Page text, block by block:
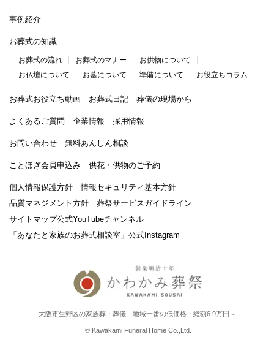
事例紹介
お葬式の知識
お葬式の流れ お葬式のマナー
お供物について
お仏壇について
お墓について 準備について お役立ちコラム
お葬式お役立ち動画 お葬式日記 葬儀の現場から
よくあるご質問 企業情報 採用情報
お問い合わせ 無料あんしん相談
ことほぎ会員申込み 供花・供物のご予約
個人情報保護方針
情報セキュリティ基本方針
品質マネジメント方針
葬祭サービスガイドライン
サイトマップ公式YouTubeチャンネル
「あなたと家族のお葬式相談室」 公式Instagram
大阪市生野区の家族葬・葬儀 地域一番の低価格・総額6.9万円～
© Kawakami Funeral Home Co.,Ltd.